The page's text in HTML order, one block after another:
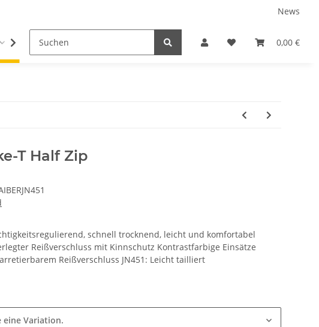
News
0,00 €
Partnershops
T Half Zip
schnell trocknend, leicht und komfortabel
Reißverschluss mit Kinnschutz Kontrastfarbige Einsätze
Reißverschluss JN451: Leicht tailliert
eine Variation.